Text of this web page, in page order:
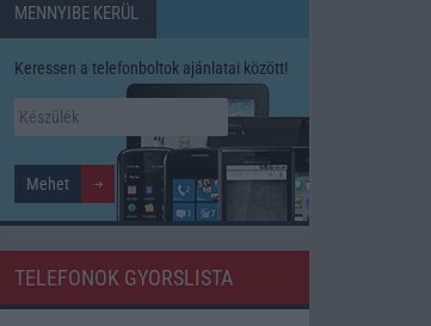
MENNYIBE KERÜL
Keressen a telefonboltok ajánlatai között!
TELEFONOK GYORSLISTA